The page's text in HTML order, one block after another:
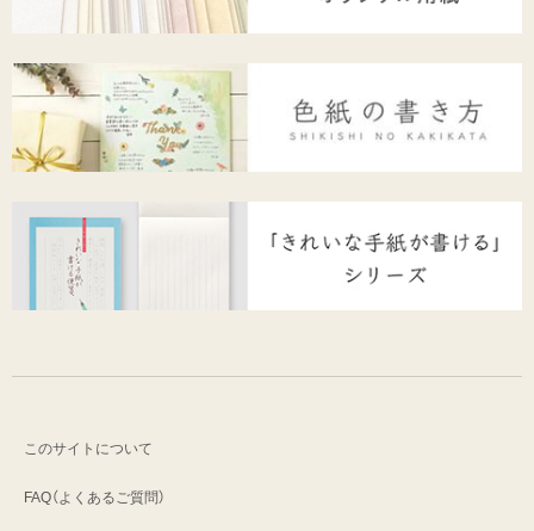
このサイトについて
FAQ（よくあるご質問）